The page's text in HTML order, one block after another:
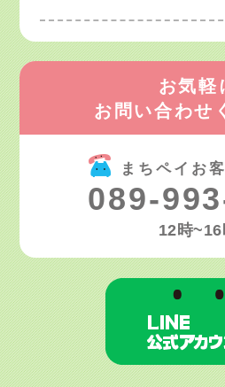
お気軽
お問い合わせ
まちペイお
089-
12時~16